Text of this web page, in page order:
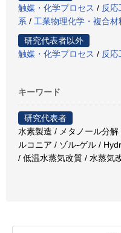
触媒・化学プロセス / 反
系 / 工業物理化学・複合材
研究代表者以外
触媒・化学プロセス / 反
キーワード
研究代表者
水素製造 / メタノール分
ルコニア / ゾル-ゲル /
/ 低温水蒸気改質 / 水蒸気